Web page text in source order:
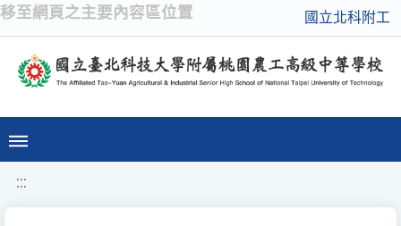
移至網頁之主要內容區位置 國立北科附工
:::